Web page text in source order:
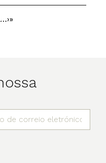
…Próxima
›Última
»